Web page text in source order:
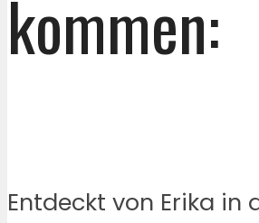
kommen:
Entdeckt von Erika in